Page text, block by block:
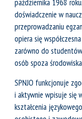
października 1968
doświadczenie w
przeprowadzaniu
opiera się
zarówno do
osób spoza
SPNJO funkcjonuje
i aktywnie wpisuje się
kształcenia